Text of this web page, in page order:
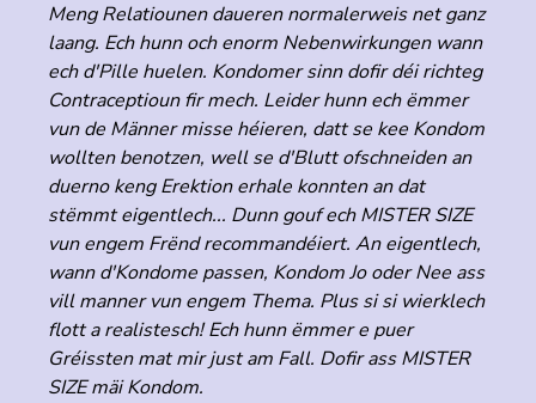
Meng Relatiounen daueren normalerweis net ganz
laang. Ech hunn och enorm Nebenwirkungen wann
ech d'Pille huelen. Kondomer sinn dofir déi richteg
Contraceptioun fir mech. Leider hunn ech ëmmer
vun de Männer misse héieren, datt se kee Kondom
wollten benotzen, well se d'Blutt ofschneiden an
duerno keng Erektion erhale konnten an dat
stëmmt eigentlech... Dunn gouf ech MISTER SIZE
vun engem Frënd recommandéiert. An eigentlech,
wann d'Kondome passen, Kondom Jo oder Nee ass
vill manner vun engem Thema. Plus si si wierklech
flott a realistesch! Ech hunn ëmmer e puer
Gréissten mat mir just am Fall. Dofir ass MISTER
SIZE mäi Kondom.